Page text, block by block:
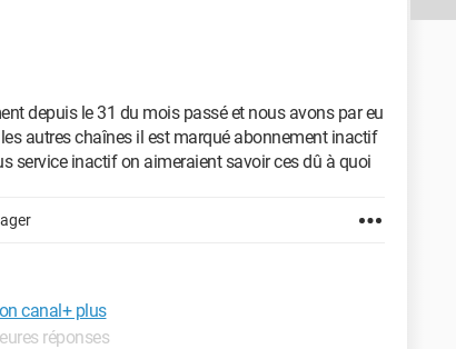
depuis le 31 du mois passé et nous avons par eu
autres chaînes il est marqué abonnement inactif
service inactif on aimeraient savoir ces dû à quoi
canal+ plus
réponses